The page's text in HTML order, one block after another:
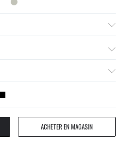
ACHETER EN MAGASIN